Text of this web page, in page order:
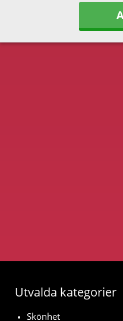
Utvalda kategorier
Skönhet